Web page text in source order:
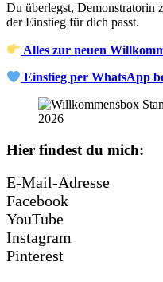
Du überlegst, Demonstratorin
der Einstieg für dich passt.
Alles zur neuen
Einstieg per WhatsApp
Hier findest du mich:
E-Mail-Adresse
Facebook
YouTube
Instagram
Pinterest